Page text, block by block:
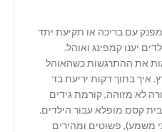
עם בריכה או תקיעת יתד
יענו קמפינג ואוהל.
את ההתרגשות כשהאוהל
איך בתוך דקות יריעת בד
לא מזוהה, קורמת גידים
קסם מופלא עבור הילדים.
משמע), פשוטים ומהירים